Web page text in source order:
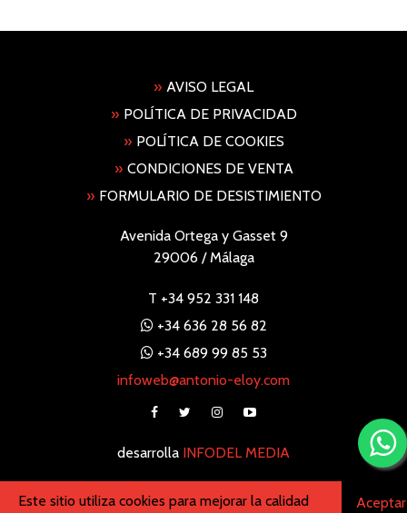
» AVISO LEGAL
» POLÍTICA DE PRIVACIDAD
» POLÍTICA DE COOKIES
» CONDICIONES DE VENTA
» FORMULARIO DE DESISTIMIENTO
Avenida Ortega y Gasset 9
29006 / Málaga
T +34 952 331 148
+34 636 28 56 82
+34 689 99 85 53
infoweb@antonio-eloy.com
desarrolla INFODEL MEDIA
Este sitio utiliza cookies para mejorar la calidad Aceptar